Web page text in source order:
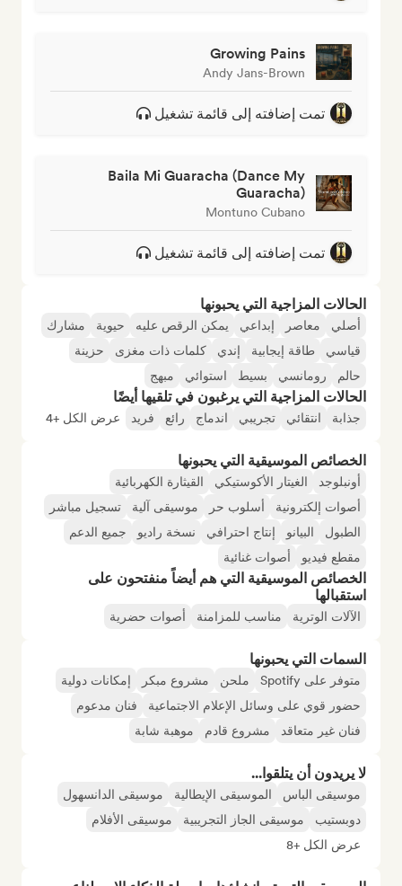
Growing Pains
Andy Jans-Brown
تمت إضافته إلى قائمة تشغيل
Baila Mi Guaracha (Dance My
Guaracha)
Montuno Cubano
تمت إضافته إلى قائمة تشغيل
الحالات المزاجية التي يحبونها
أصلي معاصر إبداعي يمكن الرقص عليه حيوية
مشارك
قياسي
طاقة إيجابية إندي كلمات ذات مغزى
حزينة
حالم
رومانسي بسيط استوائي مبهج
الحالات المزاجية التي يرغبون في تلقيها أيضًا
جذابة انتقائي تجريبي اندماج رائع فريد عرض الكل +4
الخصائص الموسيقية التي يحبونها
أونبلوجد الغيتار الأكوستيكي
القيثارة الكهربائية
أصوات إلكترونية
أسلوب حر موسيقى آلية
تسجيل مباشر
الطبول
البيانو إنتاج احترافي نسخة راديو
جميع الدعم
مقطع فيديو
أصوات غنائية
الخصائص الموسيقية التي هم أيضاً منفتحون على
استقبالها
الآلات الوترية مناسب للمزامنة أصوات حضرية
السمات التي يحبونها
متوفر على Spotify ملحن مشروع مبكر
إمكانات دولية
حضور قوي على وسائل الإعلام الاجتماعية
فنان مدعوم
فنان غير متعاقد
مشروع قادم موهبة شابة
لا يريدون أن يتلقوا...
موسيقى الباس الموسيقى الإيطالية
موسيقى الدانسهول
دوبستيب
موسيقى الجاز التجريبية
موسيقى الأفلام
عرض الكل +8